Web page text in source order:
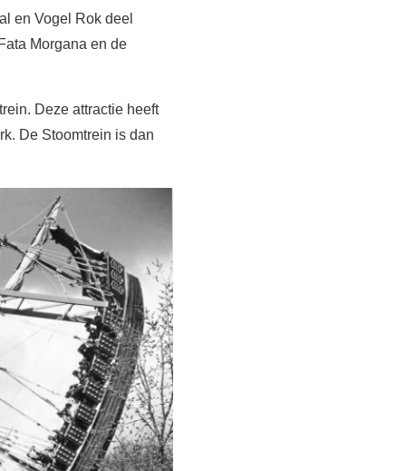
en Vogel Rok deel
Morgana en de
Deze attractie heeft
De Stoomtrein is dan